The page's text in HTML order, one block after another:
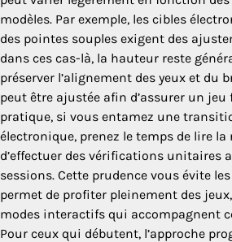
modèles. Par exemple, les cibles
des pointes souples exigent des
dans ces cas-là, la hauteur reste
préserver l’alignement des yeux et du
peut être ajustée afin d’assurer un jeu
pratique, si vous entamez une
électronique, prenez le temps de lire
d’effectuer des vérifications unitaires
sessions. Cette prudence vous évite
permet de profiter pleinement des
modes interactifs qui accompagnent
Pour ceux qui débutent, l’approche